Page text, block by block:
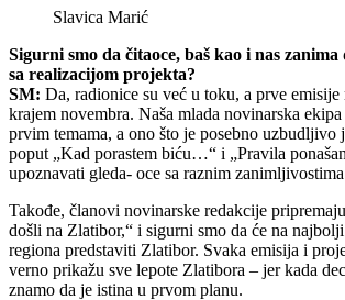
Slavica Marić
Sigurni smo da čitaoce, baš kao i nas zanima
sa realizacijom projekta?
SM: Da, radionice su već u toku, a prve emisije
krajem novembra. Naša mlada novinarska
prvim temama, a ono što je posebno uzbudljivo
poput „Kad porastem biću…“ i „Pravila
upoznavati gleda- oce sa raznim
Takođe, članovi novinarske redakcije
došli na Zlatibor,“ i sigurni smo da će na
regiona predstaviti Zlatibor. Svaka emisija i
verno prikažu sve lepote Zlatibora – jer kada
znamo da je istina u prvom planu.